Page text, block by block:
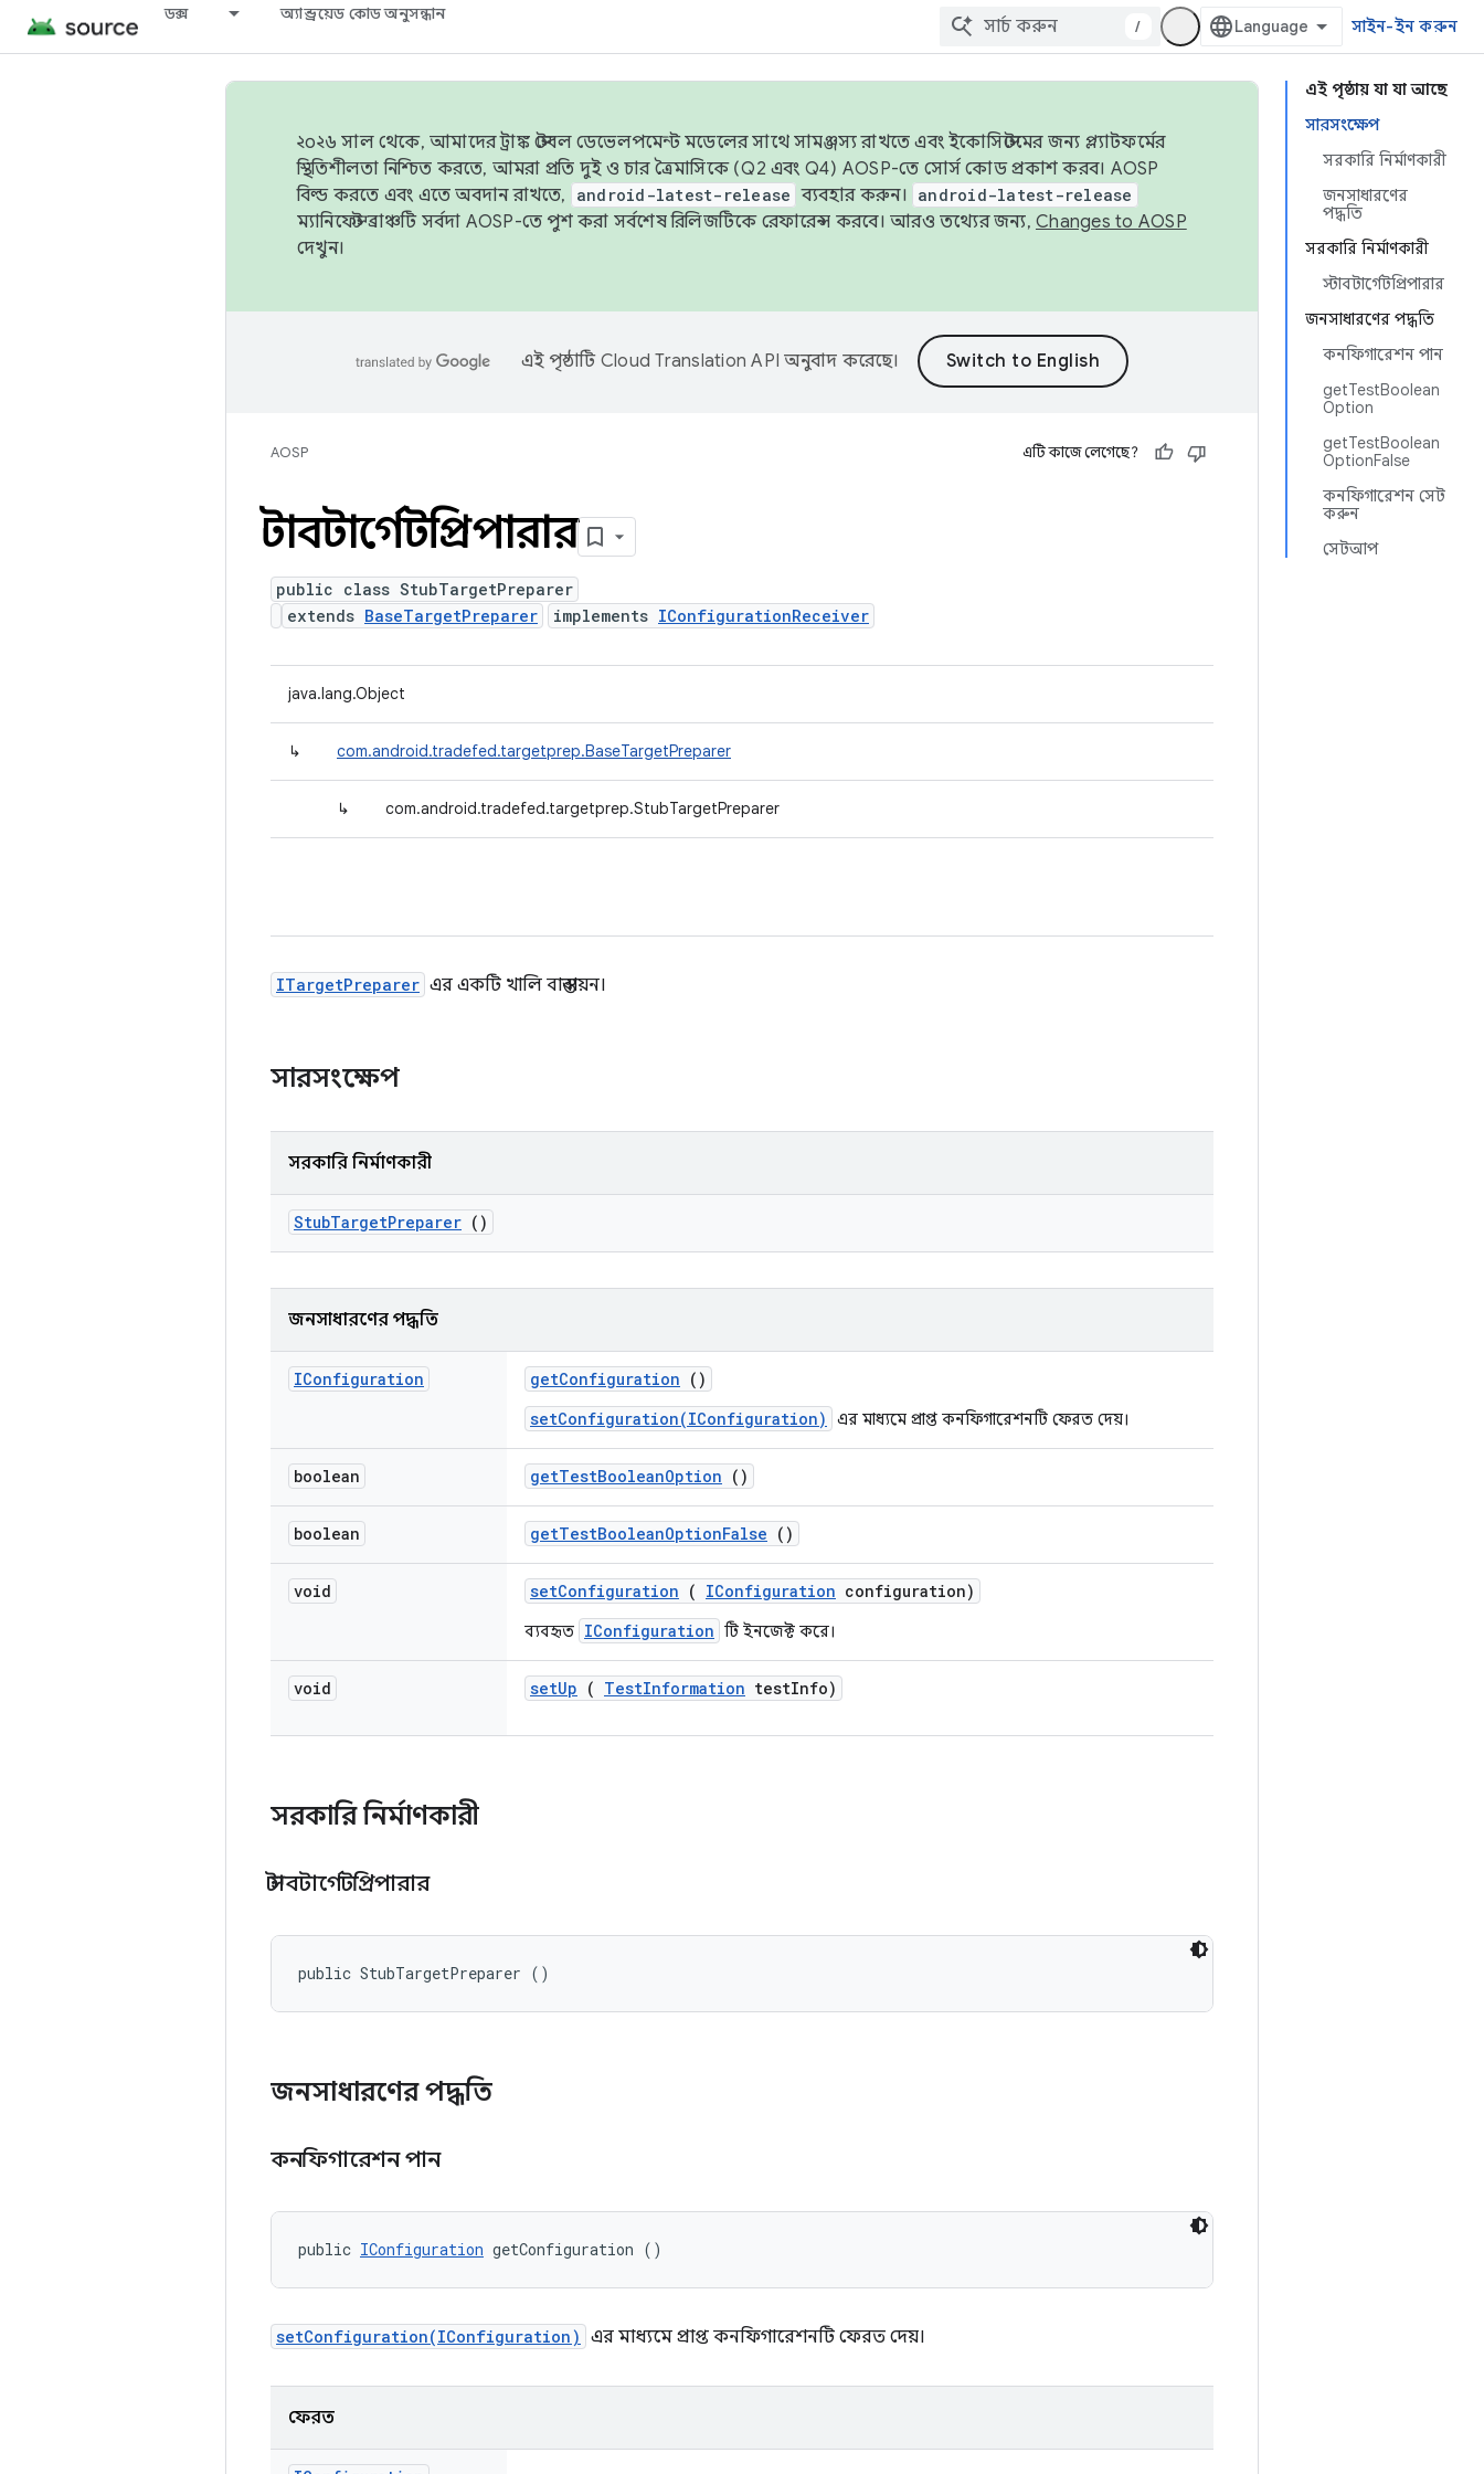
ডক্স অ্যান্ড্রয়েড কোড অনুসন্ধান
/ সাইন-ইন করুন
এই পৃষ্ঠায় যা যা আছে
সারসংক্ষেপ
সরকারি নির্মাণকারী
জনসাধারণের
পদ্ধতি
সরকারি নির্মাণকারী
স্টাবটার্গেটপ্রিপারার
জনসাধারণের পদ্ধতি
কনফিগারেশন পান
getTestBoolean
Option
getTestBoolean
OptionFalse
কনফিগারেশন সেট
করুন
সেটআপ
২০২৬ সাল থেকে, আমাদের ট্রাঙ্ক স্টেবল ডেভেলপমেন্ট মডেলের সাথে সামঞ্জস্য রাখতে এবং ইকোসিস্টেমের জন্য প্ল্যাটফর্মের
স্থিতিশীলতা নিশ্চিত করতে, আমরা প্রতি দুই ও চার ত্রৈমাসিকে (Q2 এবং Q4) AOSP-তে সোর্স কোড প্রকাশ করব। AOSP
বিল্ড করতে এবং এতে অবদান রাখতে,
android-latest-release ব্যবহার করুন। android-latest-release
ম্যানিফেস্ট ব্রাঞ্চটি সর্বদা AOSP-তে পুশ করা সর্বশেষ রিলিজটিকে রেফারেন্স করবে। আরও তথ্যের জন্য, Changes to AOSP
দেখুন।
এই পৃষ্ঠাটি Cloud Translation API অনুবাদ করেছে।
AOSP এটি কাজে লেগেছে?
স্টাবটার্গেটপ্রিপারার
public class StubTargetPreparer
extends BaseTargetPreparer implements IConfigurationReceiver
java.lang.Object
↳ com.android.tradefed.targetprep.BaseTargetPreparer
↳ com.android.tradefed.targetprep.StubTargetPreparer
ITargetPreparer এর একটি খালি বাস্তবায়ন।
সারসংক্ষেপ
সরকারি নির্মাণকারী
StubTargetPreparer ()
জনসাধারণের পদ্ধতি
IConfiguration getConfiguration ()
setConfiguration(IConfiguration)
এর মাধ্যমে প্রাপ্ত কনফিগারেশনটি ফেরত দেয়।
boolean getTestBooleanOption ()
boolean getTestBooleanOptionFalse ()
void setConfiguration ( IConfiguration configuration)
ব্যবহৃত IConfiguration টি ইনজেক্ট করে।
void setUp ( TestInformation testInfo)
সরকারি নির্মাণকারী
স্টাবটার্গেটপ্রিপারার
public StubTargetPreparer ()
জনসাধারণের পদ্ধতি
কনফিগারেশন পান
public IConfiguration getConfiguration ()
setConfiguration(IConfiguration) এর মাধ্যমে প্রাপ্ত কনফিগারেশনটি ফেরত দেয়।
ফেরত